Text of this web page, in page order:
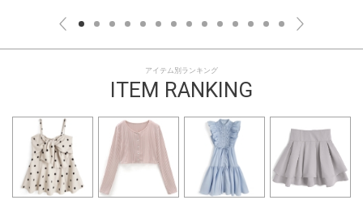
アイテム別ランキング
ITEM RANKING